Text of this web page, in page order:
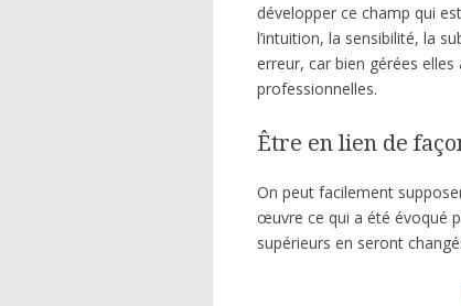
développer ce champ qui
l’intuition, la sensibilité, la
erreur, car bien gérées
professionnelles.
Être en lien de
On peut facilement
œuvre ce qui a été évoqué
supérieurs en seront